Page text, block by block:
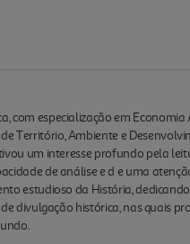
com especialização em
Território, Ambiente e
um interesse profundo pela
de análise e d e uma
estudioso da História,
divulgação histórica, nas quais